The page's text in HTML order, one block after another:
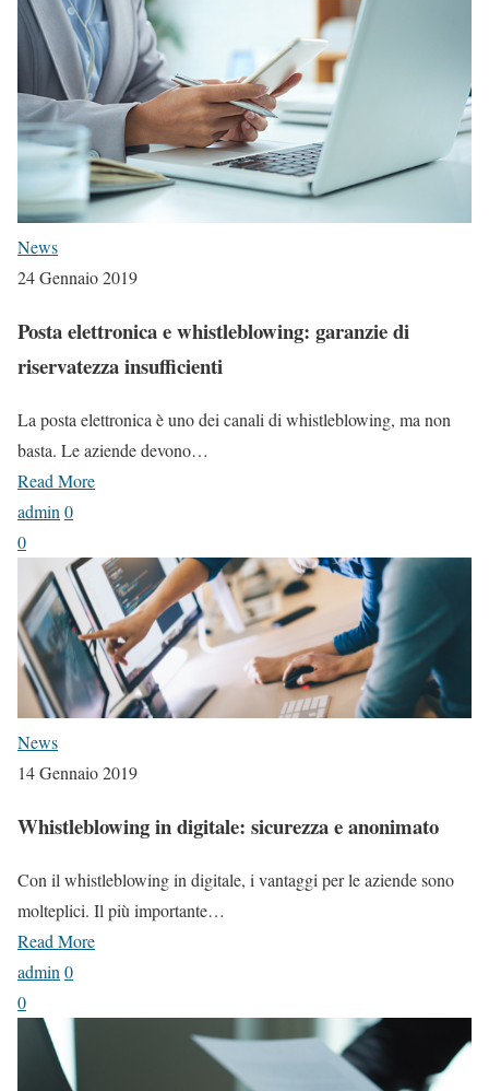
News
24 Gennaio 2019
Posta elettronica e whistleblowing: garanzie di
riservatezza insufficienti
La posta elettronica è uno dei canali di whistleblowing, ma non
basta. Le aziende devono…
Read More
admin 0
0
News
14 Gennaio 2019
Whistleblowing in digitale: sicurezza e anonimato
Con il whistleblowing in digitale, i vantaggi per le aziende sono
molteplici. Il più importante…
Read More
admin 0
0